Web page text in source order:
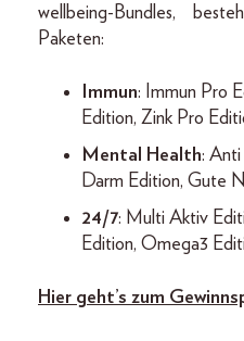
wellbeing-Bundles,
Paketen:
Immun: Immun Pro
Edition, Zink Pro
Mental Health: Anti
Darm Edition, Gute
24/7: Multi Aktiv
Edition, Omega3
Hier geht’s zum